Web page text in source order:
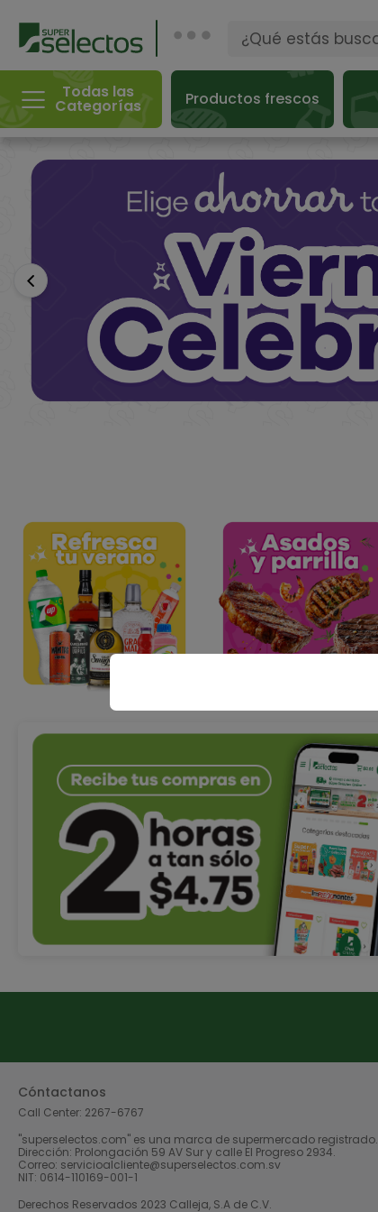
Todas las
Categorías Productos frescos
Anterior
Cóntactanos
Call Center: 2267-6767
"superselectos.com" es una marca de supermercado registrado.
Dirección: Prolongación 59 AV Sur y calle El Progreso 2934.
Correo: servicioalcliente@superselectos.com.sv
NIT: 0614-110169-001-1
Derechos Reservados 2023 Calleja, S.A de C.V.